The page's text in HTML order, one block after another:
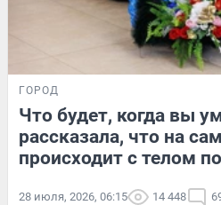
ГОРОД
Что будет, когда вы
рассказала, что на
происходит с телом
28 июля, 2026, 06:15 14 448